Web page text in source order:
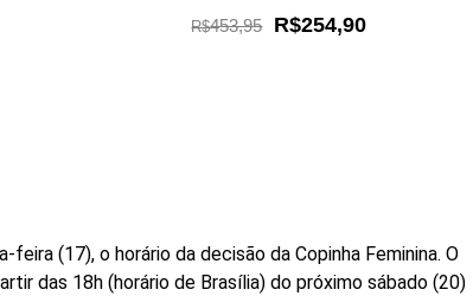
R$453,95 R$254,90
(17), o horário da decisão da Copinha Feminina. O
das 18h (horário de Brasília) do próximo sábado (20)